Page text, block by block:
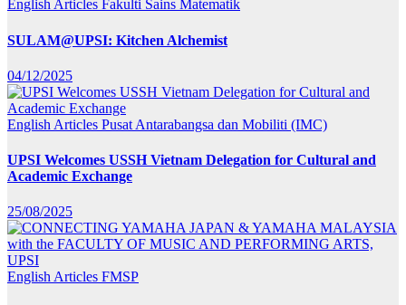
English Articles Fakulti Sains Matematik
SULAM@UPSI: Kitchen Alchemist
04/12/2025
English Articles Pusat Antarabangsa dan Mobiliti (IMC)
UPSI Welcomes USSH Vietnam Delegation for Cultural and
Academic Exchange
25/08/2025
English Articles FMSP